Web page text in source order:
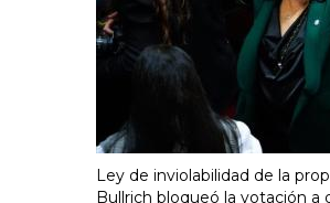
Ley de inviolabilidad de la
Bullrich bloqueó la votación a